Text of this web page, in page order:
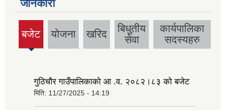
जानकारी
बजेट
(active
tab)
योजना खरिद
बिधुतीय
सेवा
कार्यपालिका
सदस्यहरु
गुठिचौर गाउँपालिकाको आ .व. २०८२।८३ को बजेट
मिति: 11/27/2025 - 14:19